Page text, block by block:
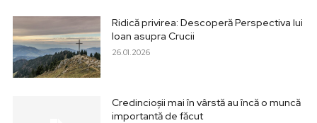
Ridică privirea: Descoperă Perspectiva lui
Ioan asupra Crucii
26.01.2026
Credincioșii mai în vârstă au încă o muncă
importantă de făcut